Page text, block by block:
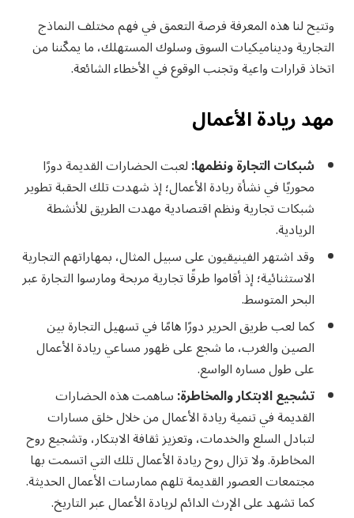
وتتيح لنا هذه المعرفة فرصة التعمق في فهم مختلف النماذج
التجارية وديناميكيات السوق وسلوك المستهلك، ما يمكّننا من
اتخاذ قرارات واعية وتجنب الوقوع في الأخطاء الشائعة.
مهد ريادة الأعمال
شبكات التجارة ونظمها:لعبت الحضارات القديمة دورًا
محوريًا في نشأة ريادة الأعمال؛ إذ شهدت تلك الحقبة تطوير
شبكات تجارية ونظم اقتصادية مهدت الطريق للأنشطة
الريادية.
وقد اشتهر الفينيقيون على سبيل المثال، بمهاراتهم التجارية
الاستثنائية؛ إذ أقاموا طرقًا تجارية مربحة ومارسوا التجارة عبر
البحر المتوسط.
كما لعب طريق الحرير دورًا هامًا في تسهيل التجارة بين
الصين والغرب، ما شجع على ظهور مساعي ريادة الأعمال
على طول مساره الواسع.
تشجيع الابتكار والمخاطرة:ساهمت هذه الحضارات
القديمة في تنمية ريادة الأعمال من خلال خلق مسارات
لتبادل السلع والخدمات، وتعزيز ثقافة الابتكار، وتشجيع روح
المخاطرة. ولا تزال روح ريادة الأعمال تلك التي اتسمت بها
مجتمعات العصور القديمة تلهم ممارسات الأعمال الحديثة.
كما تشهد على الإرث الدائم لريادة الأعمال عبر التاريخ.